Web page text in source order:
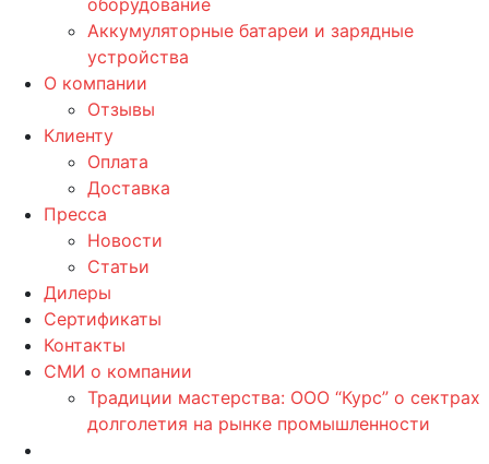
оборудование
Аккумуляторные батареи и зарядные
устройства
О компании
Отзывы
Клиенту
Оплата
Доставка
Пресса
Новости
Статьи
Дилеры
Сертификаты
Контакты
СМИ о компании
Традиции мастерства: ООО “Курс” о сектрах
долголетия на рынке промышленности